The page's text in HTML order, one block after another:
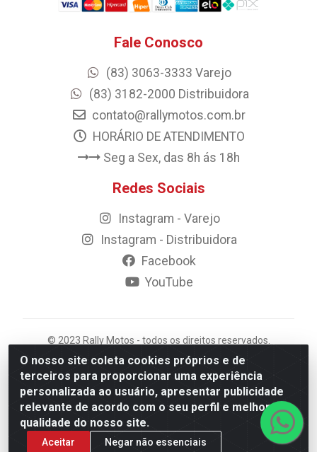
O nosso site coleta cookies próprios e de
terceiros para proporcionar uma experiência
personalizada ao usuário, apresentar publicidade
relevante de acordo com o seu perfil e melhorar a
qualidade do nosso site.
Aceitar Negar não essenciais
Fale Conosco
(83) 3063-3333 Varejo
(83) 3182-2000 Distribuidora
contato@rallymotos.com.br
HORÁRIO DE ATENDIMENTO
Seg a Sex, das 8h ás 18h
Redes Sociais
Instagram - Varejo
Instagram - Distribuidora
Facebook
YouTube
© 2023 Rally Motos - todos os direitos reservados.
Razão Social: Rally motos distribuidora, importadora e
transportadora de peças LTDA - CNPJ 09.262.859/0001-
43 - Rua Vigário Calixto 2900 - Catolé, Campina
Grande/PB